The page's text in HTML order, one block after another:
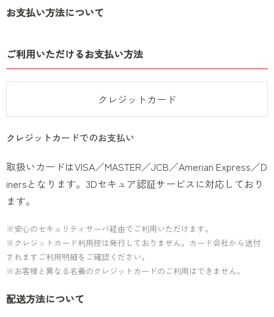
お支払い方法について
ご利用いただけるお支払い方法
クレジットカード
クレジットカードでのお支払い
取扱いカードはVISA／MASTER／JCB／Amerian Express／D
inersとなります。3Dセキュア認証サービスに対応しており
ます。
※安心のセキュリティサーバ経由でご利用いただけます。
※クレジットカード利用控は発行しておりません。カード会社から送付
されますご利用明細をご確認ください。
※お客様と異なる名義のクレジットカードのご利用はできません。
配送方法について